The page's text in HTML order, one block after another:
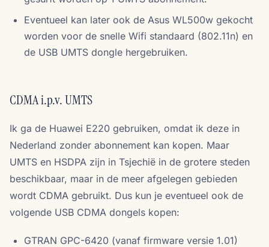
Eventueel kan later ook de Asus WL500w gekocht
worden voor de snelle Wifi standaard (802.11n) en
de USB UMTS dongle hergebruiken.
CDMA i.p.v. UMTS
Ik ga de Huawei E220 gebruiken, omdat ik deze in
Nederland zonder abonnement kan kopen. Maar
UMTS en HSDPA zijn in Tsjechië in de grotere steden
beschikbaar, maar in de meer afgelegen gebieden
wordt CDMA gebruikt. Dus kun je eventueel ook de
volgende USB CDMA dongels kopen:
GTRAN GPC-6420 (vanaf firmware versie 1.01)